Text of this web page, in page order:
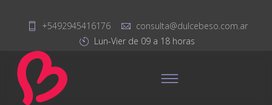
+5492945416176
consulta@dulcebeso.com.ar
Lun-Vier de 09 a 18 horas